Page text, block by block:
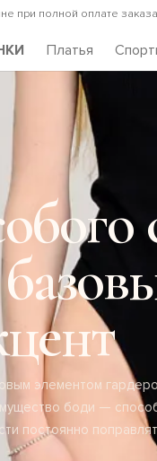
при полной оплате заказа
Платья
элементом
боди —
постоянно